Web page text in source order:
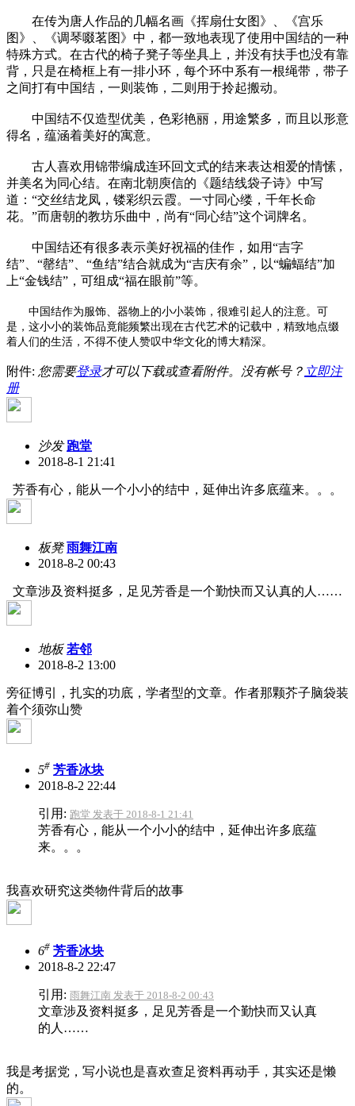
在传为唐人作品的几幅名画《挥扇仕女图》、《宫乐
图》、《调琴啜茗图》中，都一致地表现了使用中国结的一种
特殊方式。在古代的椅子凳子等坐具上，并没有扶手也没有靠
背，只是在椅框上有一排小环，每个环中系有一根绳带，带子
之间打有中国结，一则装饰，二则用于拎起搬动。
中国结不仅造型优美，色彩艳丽，用途繁多，而且以形意
得名，蕴涵着美好的寓意。
古人喜欢用锦带编成连环回文式的结来表达相爱的情愫 ,
并美名为同心结。在南北朝庾信的《题结线袋子诗》中写
道：“交丝结龙凤，镂彩织云霞。一寸同心缕，千年长命
花。”而唐朝的教坊乐曲中，尚有“同心结”这个词牌名。
中国结还有很多表示美好祝福的佳作，如用“吉字
结”、“罄结”、“鱼结”结合就成为“吉庆有余”，以“蝙蝠结”加
上“金钱结”，可组成“福在眼前”等。
中国结作为服饰、器物上的小小装饰，很难引起人的注意。可
是，这小小的装饰品竟能频繁出现在古代艺术的记载中，精致地点缀
着人们的生活，不得不使人赞叹中华文化的博大精深。
附件: 您需要登录才可以下载或查看附件。没有帐号？ 立即注
册
沙发 跑堂
2018-8-1 21:41
芳香有心，能从一个小小的结中，延伸出许多底蕴来。。。
板凳 雨舞江南
2018-8-2 00:43
文章涉及资料挺多，足见芳香是一个勤快而又认真的人……
地板 若邻
2018-8-2 13:00
旁征博引，扎实的功底，学者型的文章。作者那颗芥子脑袋装
着个须弥山赞
5# 芳香冰块
2018-8-2 22:44
引用: 跑堂 发表于 2018-8-1 21:41
芳香有心，能从一个小小的结中，延伸出许多底蕴
来。。。
我喜欢研究这类物件背后的故事
6# 芳香冰块
2018-8-2 22:47
引用: 雨舞江南 发表于 2018-8-2 00:43
文章涉及资料挺多，足见芳香是一个勤快而又认真
的人……
我是考据党，写小说也是喜欢查足资料再动手，其实还是懒
的。